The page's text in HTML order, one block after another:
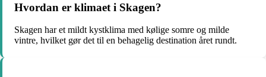
Hvordan er klimaet i Skagen?
Skagen har et mildt kystklima med kølige somre og milde
vintre, hvilket gør det til en behagelig destination året rundt.